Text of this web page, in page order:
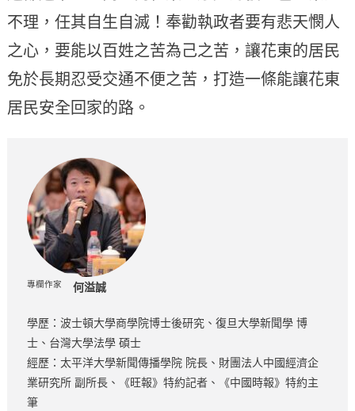
不理，任其自生自滅！奉勸執政者要有悲天憫人
之心，要能以百姓之苦為己之苦，讓花東的居民
免於長期忍受交通不便之苦，打造一條能讓花東
居民安全回家的路。
專欄作家 何溢誠
學歷：波士頓大學商學院博士後研究、復旦大學新聞學 博
士、台灣大學法學 碩士
經歷：太平洋大學新聞傳播學院 院長、財團法人中國經濟企
業研究所 副所長、《旺報》特約記者、《中國時報》特約主
筆